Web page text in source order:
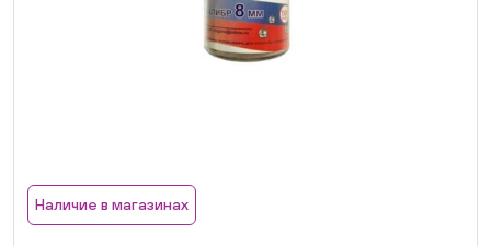
Наличие в магазинах